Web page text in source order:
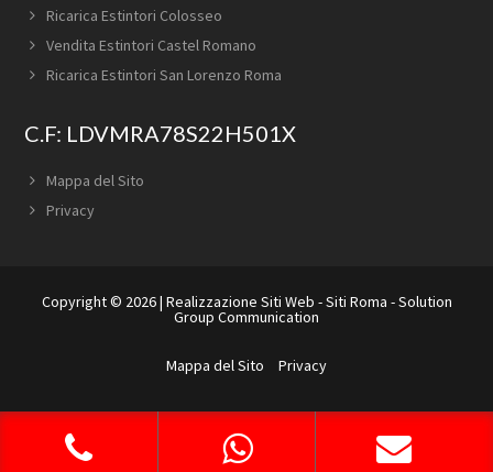
Ricarica Estintori Colosseo
Vendita Estintori Castel Romano
Ricarica Estintori San Lorenzo Roma
C.F: LDVMRA78S22H501X
Mappa del Sito
Privacy
Copyright © 2026 | Realizzazione Siti Web -Siti Roma -Solution
Group Communication
Mappa del Sito Privacy